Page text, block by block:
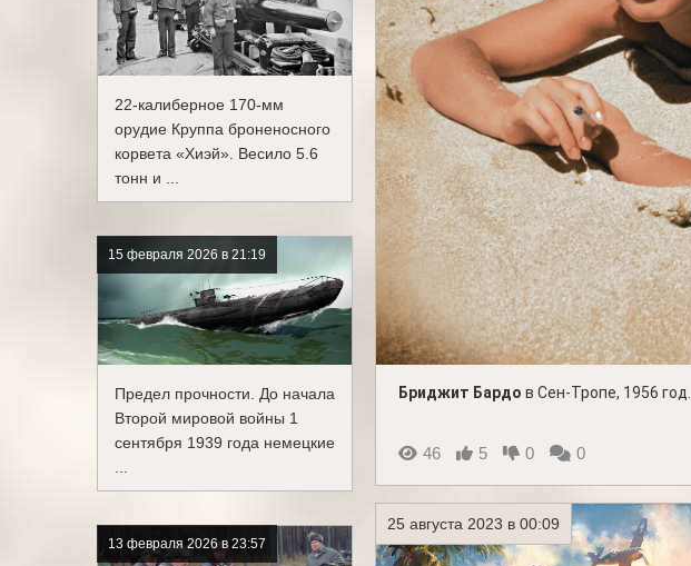
22-калиберное 170-мм
орудие Круппа броненосного
корвета «Хиэй». Весило 5.6
тонн и ...
15 февраля 2026 в 21:19
Предел прочности. До начала
Второй мировой войны 1
сентября 1939 года немецкие
13 февраля 2026 в 23:57
Бриджит Бардо в Сен-Тропе, 1956 год.
46 5 0 0
25 августа 2023 в 00:09